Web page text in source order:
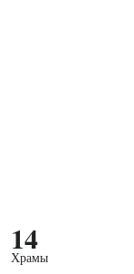
14
Храмы